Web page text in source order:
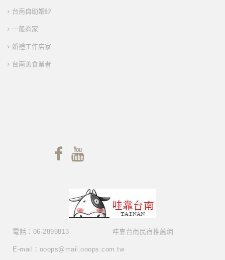
台南自助婚紗
一般商家
婚禮工作店家
台南美食業者
哇靠台南民宿推薦網
電話：06-2899813
E-mail：ooops@mail.ooops.com.tw